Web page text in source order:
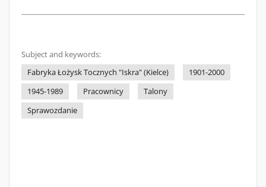
Subject and keywords:
Fabryka Łożysk Tocznych "Iskra" (Kielce)
1901-2000
1945-1989
Pracownicy
Talony
Sprawozdanie